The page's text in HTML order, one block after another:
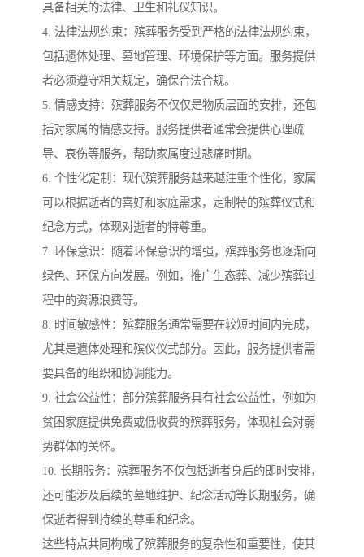
具备相关的法律、卫生和礼仪知识。
4. 法律法规约束：殡葬服务受到严格的法律法规约束，
包括遗体处理、墓地管理、环境保护等方面。服务提供
者必须遵守相关规定，确保合法合规。
5. 情感支持：殡葬服务不仅仅是物质层面的安排，还包
括对家属的情感支持。服务提供者通常会提供心理疏
导、哀伤等服务，帮助家属度过悲痛时期。
6. 个性化定制：现代殡葬服务越来越注重个性化，家属
可以根据逝者的喜好和家庭需求，定制特的殡葬仪式和
纪念方式，体现对逝者的特尊重。
7. 环保意识：随着环保意识的增强，殡葬服务也逐渐向
绿色、环保方向发展。例如，推广生态葬、减少殡葬过
程中的资源浪费等。
8. 时间敏感性：殡葬服务通常需要在较短时间内完成，
尤其是遗体处理和殡仪仪式部分。因此，服务提供者需
要具备的组织和协调能力。
9. 社会公益性：部分殡葬服务具有社会公益性，例如为
贫困家庭提供免费或低收费的殡葬服务，体现社会对弱
势群体的关怀。
10. 长期服务：殡葬服务不仅包括逝者身后的即时安排，
还可能涉及后续的墓地维护、纪念活动等长期服务，确
保逝者得到持续的尊重和纪念。
这些特点共同构成了殡葬服务的复杂性和重要性，使其